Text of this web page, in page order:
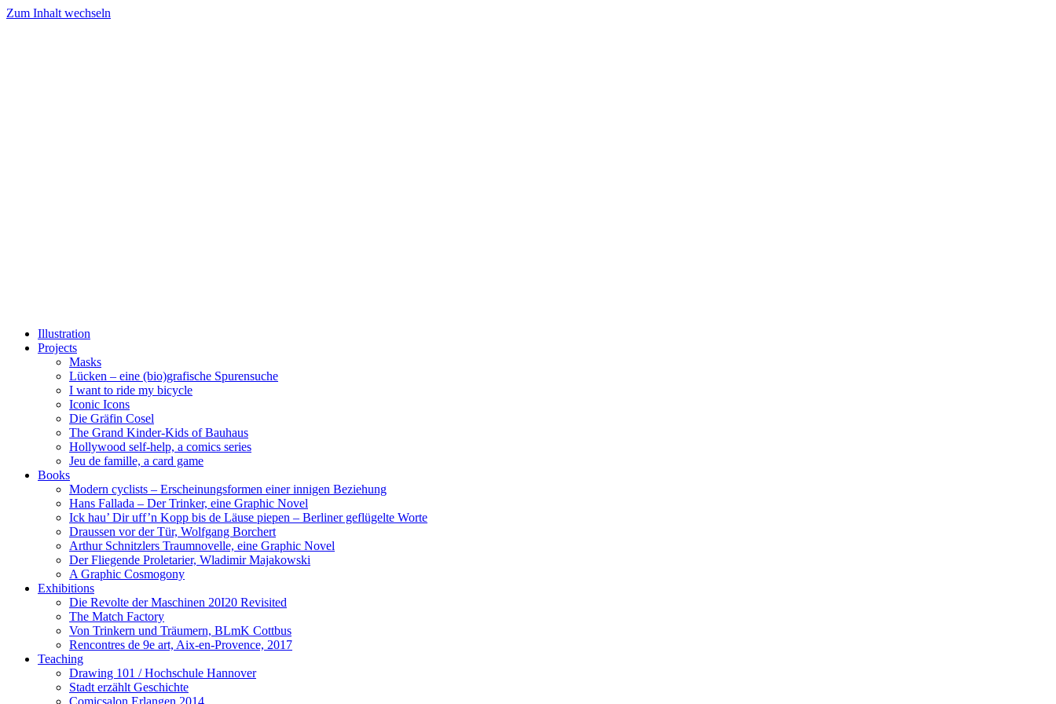
Zum Inhalt wechseln
Illustration
Projects
Masks
Lücken – eine (bio)grafische Spurensuche
I want to ride my bicycle
Iconic Icons
Die Gräfin Cosel
The Grand Kinder-Kids of Bauhaus
Hollywood self-help, a comics series
Jeu de famille, a card game
Books
Modern cyclists – Erscheinungsformen einer innigen Beziehung
Hans Fallada – Der Trinker, eine Graphic Novel
Ick hau’ Dir uff’n Kopp bis de Läuse piepen – Berliner geflügelte Worte
Draussen vor der Tür, Wolfgang Borchert
Arthur Schnitzlers Traumnovelle, eine Graphic Novel
Der Fliegende Proletarier, Wladimir Majakowski
A Graphic Cosmogony
Exhibitions
Die Revolte der Maschinen 20I20 Revisited
The Match Factory
Von Trinkern und Träumern, BLmK Cottbus
Rencontres de 9e art, Aix-en-Provence, 2017
Teaching
Drawing 101 / Hochschule Hannover
Stadt erzählt Geschichte
Comicsalon Erlangen 2014